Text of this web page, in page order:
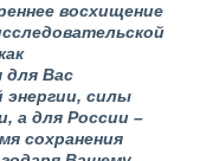
восхищение
для Вас
энергии, силы
а для России –
сохранения